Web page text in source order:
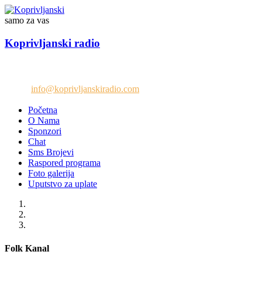
samo za vas
Koprivljanski radio
info@koprivljanskiradio.com
Početna
O Nama
Sponzori
Chat
Sms Brojevi
Raspored programa
Foto galerija
Uputstvo za uplate
Folk Kanal